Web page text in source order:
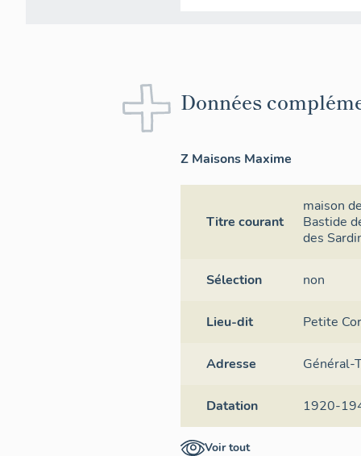
Données
Z Maisons Maxime
Titre courant
maison
Bastide
des
Sélection non
Lieu-dit Petite
Adresse Général-
Datation 1920-
Voir tout